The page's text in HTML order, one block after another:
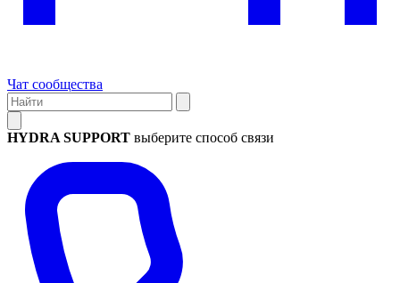
Чат сообщества
HYDRA SUPPORT выберите способ связи